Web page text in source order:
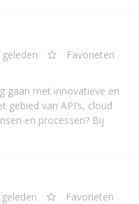
Favorieten
gaan met innovatieve en
van API’s, cloud
en processen? Bij
Favorieten